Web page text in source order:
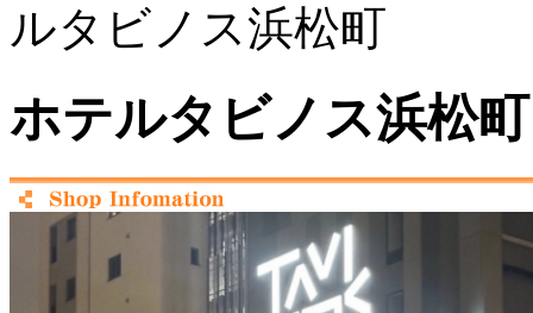
ルタビノス浜松町
ホテルタビノス浜松町